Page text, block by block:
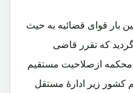
بار قوای قضائیه به حیث
که تقرر قاضی
ستره محکمه ازصلاحیت مستقیم
کشور زیر ادارۀ مستقل